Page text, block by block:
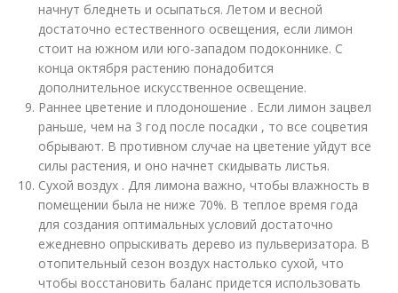
начнут бледнеть и осыпаться. Летом и весной
достаточно естественного освещения, если лимон
стоит на южном или юго-западом подоконнике. С
конца октября растению понадобится
дополнительное искусственное освещение.
Раннее цветение и плодоношение . Если лимон зацвел
раньше, чем на 3 год после посадки , то все соцветия
обрывают. В противном случае на цветение уйдут все
силы растения, и оно начнет скидывать листья.
Сухой воздух . Для лимона важно, чтобы влажность в
помещении была не ниже 70%. В теплое время года
для создания оптимальных условий достаточно
ежедневно опрыскивать дерево из пульверизатора. В
отопительный сезон воздух настолько сухой, что
чтобы восстановить баланс придется использовать